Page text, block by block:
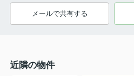
メールで共有する
近隣の物件